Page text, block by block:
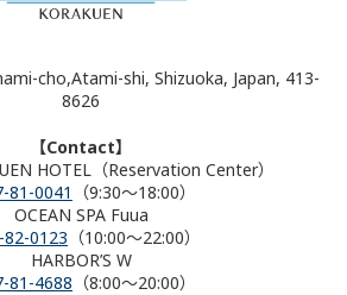
cho,Atami-shi, Shizuoka, Japan, 413-
8626
【Contact】
HOTEL（Reservation Center）
81-0041
（9:30～18:00）
OCEAN SPA Fuua
0123 （10:00～22:00）
HARBOR’S W
81-4688 （8:00～20:00）